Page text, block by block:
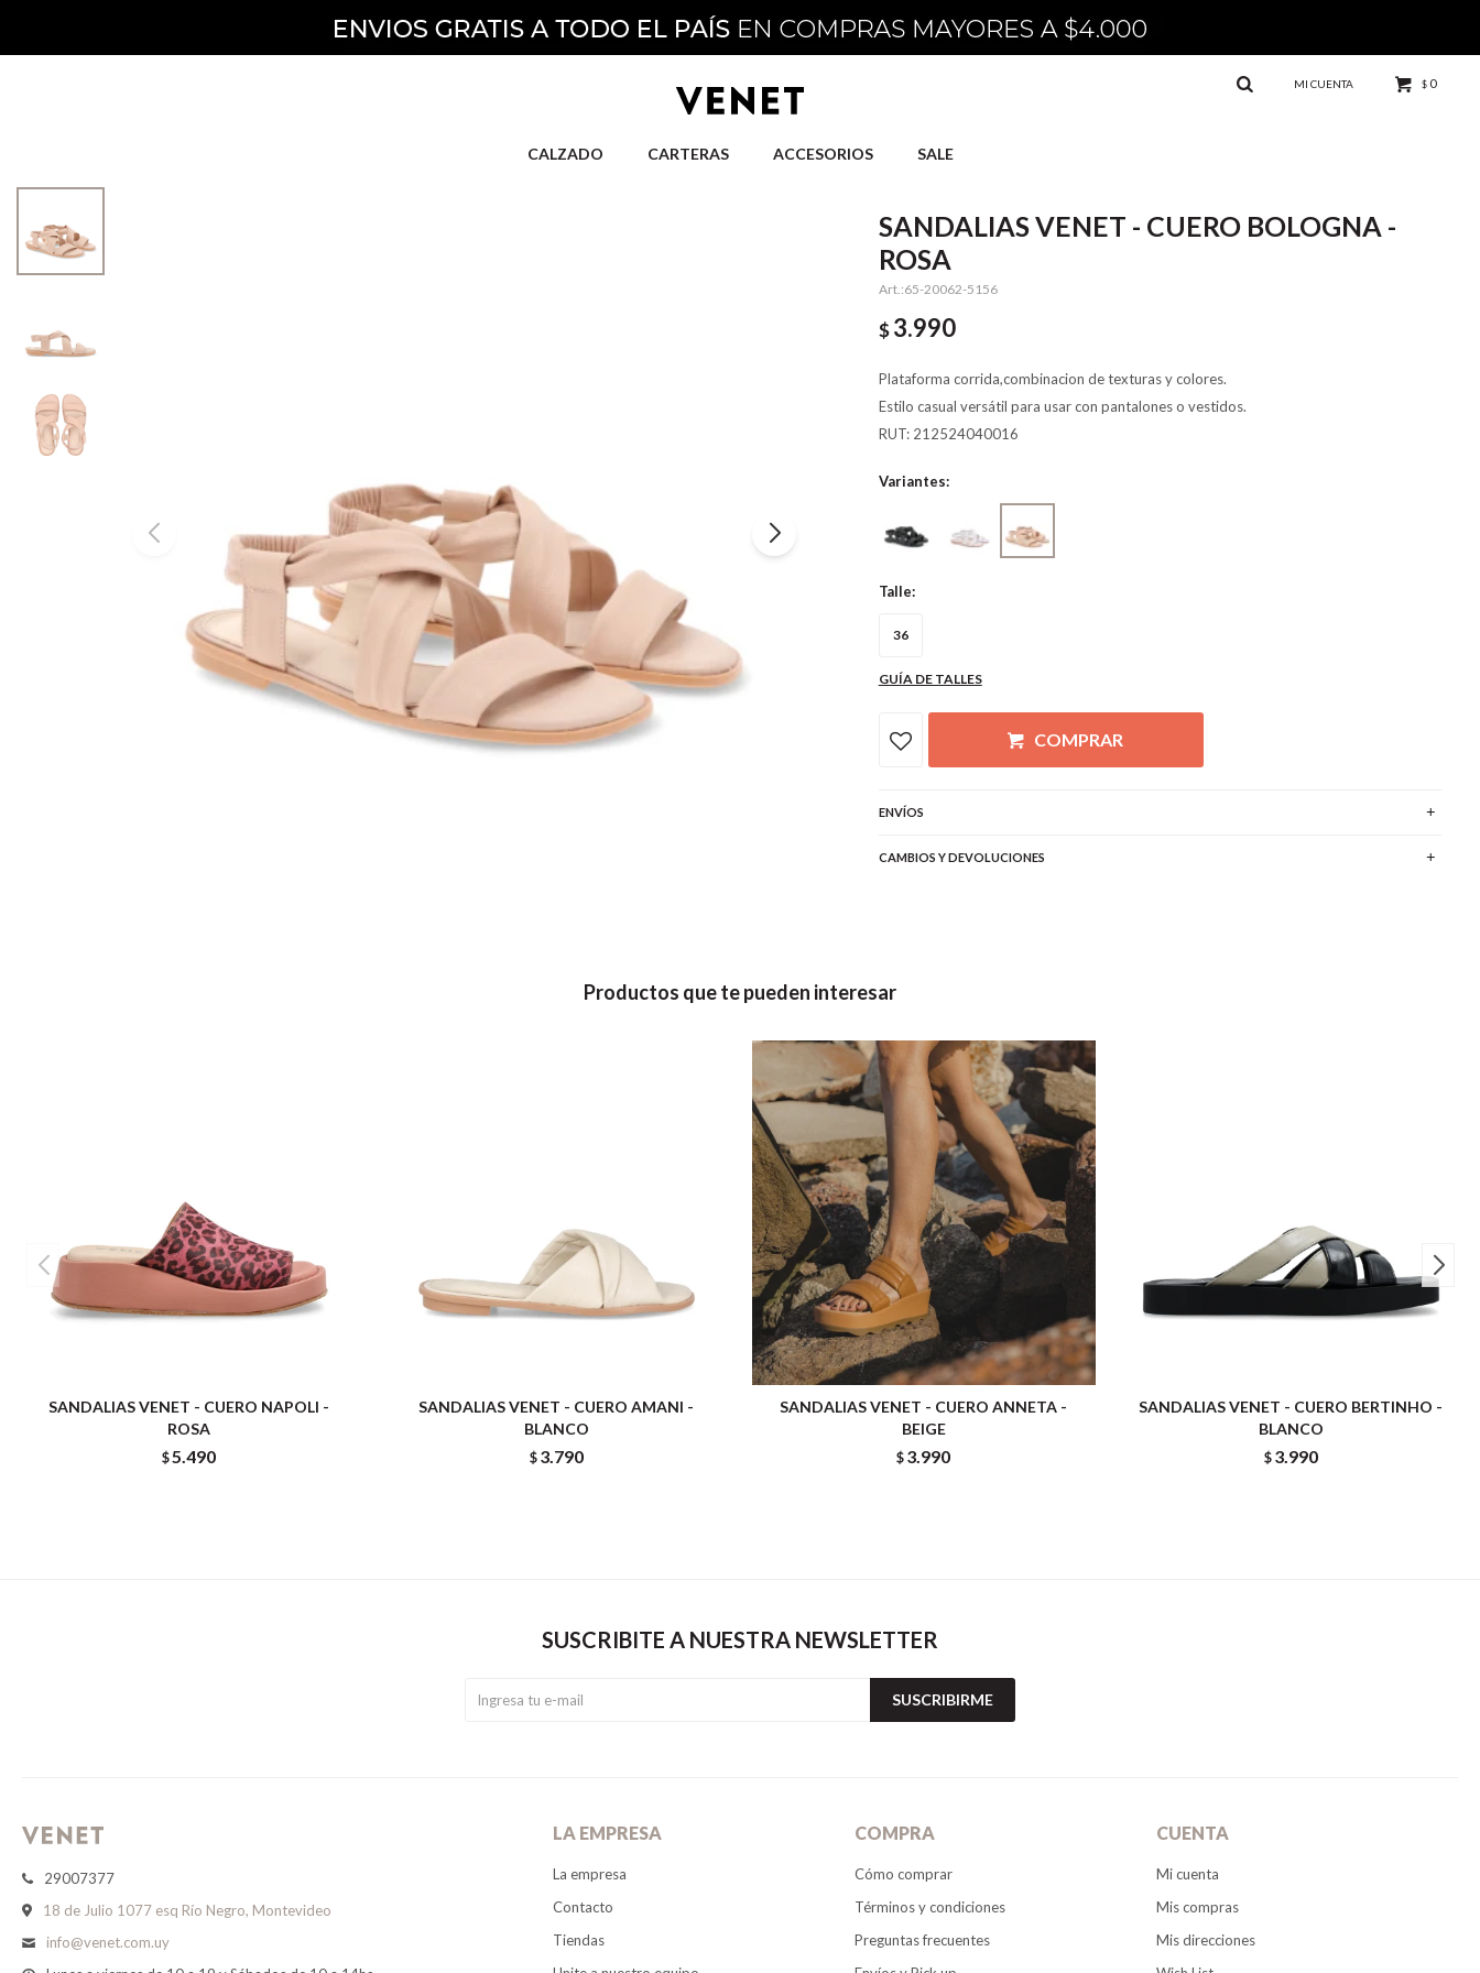
CALZADO CARTERAS ACCESORIOS SALE
$ 0
SANDALIAS VENET - CUERO BOLOGNA -
ROSA
65-20062-5156
$ 3.990
Plataforma corrida,combinacion de texturas y colores.
Estilo casual versátil para usar con pantalones o vestidos.
RUT: 212524040016
Variantes:
Talle:
36
GUÍA DE TALLES
COMPRAR
ENVÍOS
CAMBIOS Y DEVOLUCIONES
Productos que te pueden interesar
SANDALIAS VENET - CUERO NAPOLI -
ROSA
$5.490
SANDALIAS VENET - CUERO AMANI -
BLANCO
$ 3.790
SANDALIAS VENET - CUERO ANNETA -
BEIGE
$3.990
SANDALIAS VENET - CUERO BERTINHO -
BLANCO
$ 3.990
29007377
18 de Julio 1077 esq Río Negro, Montevideo
info@venet.com.uy
LA EMPRESA
La empresa
Contacto
Tiendas
COMPRA
Cómo comprar
Términos y condiciones
Preguntas frecuentes
CUENTA
Mi cuenta
Mis compras
Mis direcciones
SUSCRIBITE A NUESTRA NEWSLETTER
SUSCRIBIRME